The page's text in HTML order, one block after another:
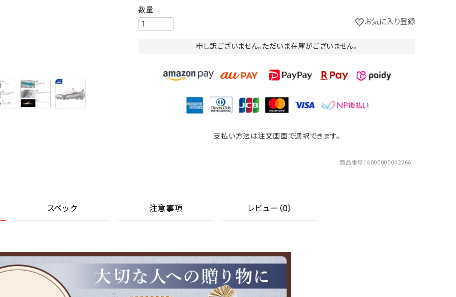
お気に入り登録
申し訳ございません。ただいま在庫がございません。
支払い方法は注文画面で選択できます。
商品番号 6000000042266
スペック 注意事項 レビュー（0）